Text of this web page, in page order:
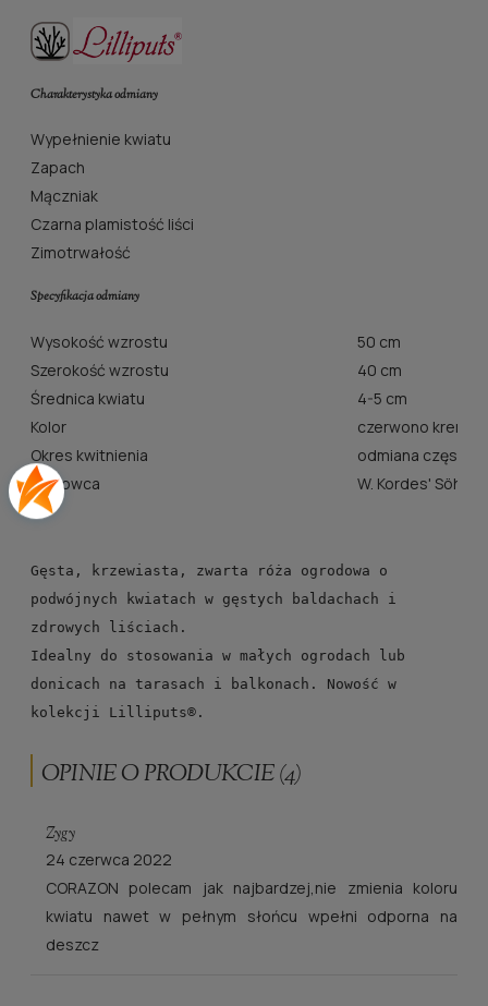
Charakterystyka odmiany
Wypełnienie kwiatu
Zapach
Mączniak
Czarna plamistość liści
Zimotrwałość
Specyfikacja odmiany
Wysokość wzrostu
50 cm
Szerokość wzrostu
40 cm
Średnica kwiatu
4-5 cm
Kolor
czerwono
Okres kwitnienia
odmiana często
Hodowca
W. Kordes' Söhne
Gęsta, krzewiasta, zwarta róża ogrodowa o
podwójnych kwiatach w gęstych baldachach i
zdrowych liściach.
Idealny do stosowania w małych ogrodach lub
donicach na tarasach i balkonach. Nowość w
kolekcji Lilliputs®.
OPINIE O PRODUKCIE (4)
Zygy
24 czerwca 2022
CORAZON polecam jak najbardzej,nie zmienia koloru
kwiatu nawet w pełnym słońcu wpełni odporna na
deszcz